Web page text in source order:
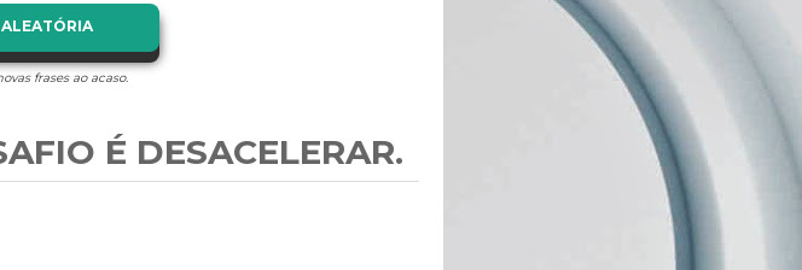
ALEATÓRIA
frases ao acaso.
É DESACELERAR.